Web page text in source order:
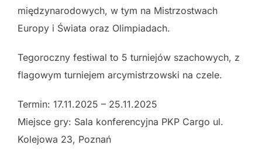
międzynarodowych, w tym na Mistrzostwach
Europy i Świata oraz Olimpiadach.
Tegoroczny festiwal to 5 turniejów szachowych, z
flagowym turniejem arcymistrzowski na czele.
Termin: 17.11.2025 – 25.11.2025
Miejsce gry: Sala konferencyjna PKP Cargo ul.
Kolejowa 23, Poznań